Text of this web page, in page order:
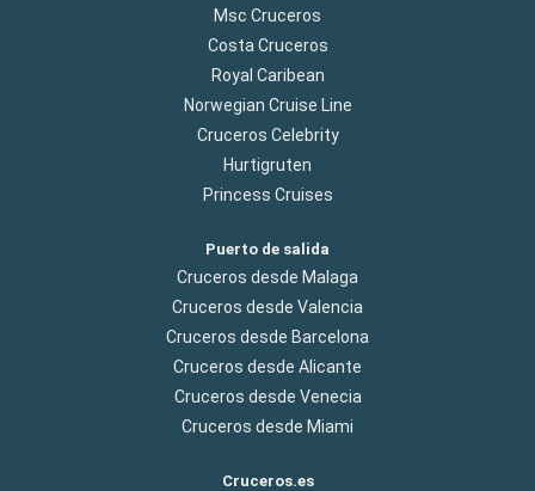
Msc Cruceros
Costa Cruceros
Royal Caribean
Norwegian Cruise Line
Cruceros Celebrity
Hurtigruten
Princess Cruises
Puerto de salida
Cruceros desde Malaga
Cruceros desde Valencia
Cruceros desde Barcelona
Cruceros desde Alicante
Cruceros desde Venecia
Cruceros desde Miami
Cruceros.es